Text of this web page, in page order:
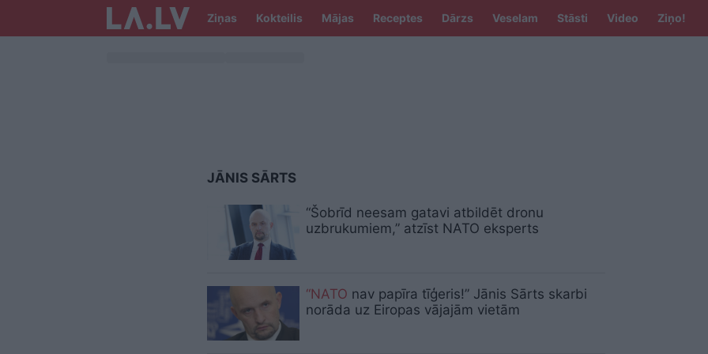
Ziņas Kokteilis Mājas Receptes Dārzs Veselam Stāsti Video Ziņo!
JĀNIS SĀRTS
“Šobrīd neesam gatavi atbildēt dronu
uzbrukumiem,” atzīst NATO eksperts
“NATO nav papīra tīģeris!” Jānis Sārts skarbi
norāda uz Eiropas vājajām vietām